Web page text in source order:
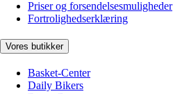
Priser og forsendelsesmuligheder
Fortrolighedserklæring
Vores butikker
Basket-Center
Daily Bikers